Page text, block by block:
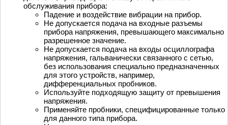
обслуживания прибора:
Падение и воздействие вибрации на прибор.
Не допускается подача на входные разъемы
прибора напряжения, превышающего максимально
разрешенное значение.
Не допускается подача на входы осциллографа
напряжения, гальванически связанного с сетью,
без использования специально предназначенных
для этого устройств, например,
дифференциальных пробников.
Используйте подходящую защиту от превышения
напряжения.
Применяйте пробники, специфицированные только
для данного типа прибора.